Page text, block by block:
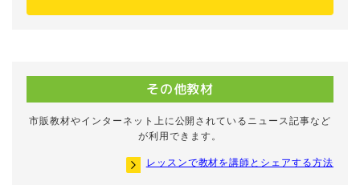
その他教材
市販教材やインターネット上に公開されているニュース記事など
が利用できます。
レッスンで教材を講師とシェアする方法